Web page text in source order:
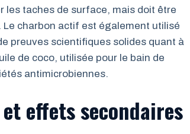
les taches de surface, mais doit être
Le charbon actif est également utilisé
preuves scientifiques solides quant à
de coco, utilisée pour le bain de
antimicrobiennes.
effets secondaires